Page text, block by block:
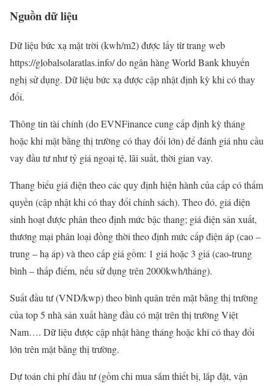
Nguồn dữ liệu
Dữ liệu bức xạ mặt trời (kwh/m2) được lấy từ trang web
https://globalsolaratlas.info/ do ngân hàng World Bank khuyến
nghị sử dụng. Dữ liệu bức xạ được cập nhật định kỳ khi có thay
đổi.
Thông tin tài chính (do EVNFinance cung cấp định kỳ tháng
hoặc khi mặt bằng thị trường có thay đổi lớn) để đánh giá nhu cầu
vay đầu tư như tỷ giá ngoại tệ, lãi suất, thời gian vay.
Thang biểu giá điện theo các quy định hiện hành của cấp có thẩm
quyền (cập nhật khi có thay đổi chính sách). Theo đó, giá điện
sinh hoạt được phân theo định mức bậc thang; giá điện sản xuất,
thương mại phân loại đồng thời theo định mức cấp điện áp (cao –
trung – hạ áp) và theo cấp giá gồm: 1 giá hoặc 3 giá (cao-trung
bình – thấp điểm, nếu sử dụng trên 2000kwh/tháng).
Suất đầu tư (VND/kwp) theo bình quân trên mặt bằng thị trường
của top 5 nhà sản xuất hàng đầu có mặt trên thị trường Việt
Nam…. Dữ liệu được cập nhật hàng tháng hoặc khi có thay đổi
lớn trên mặt bằng thị trường.
Dự toán chi phí đầu tư (gồm chi mua sắm thiết bị, lắp đặt, vận